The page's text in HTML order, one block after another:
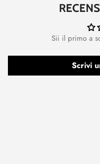
Sii il primo a
Scrivi